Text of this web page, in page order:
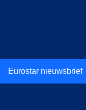
Eurostar nieuwsbrief